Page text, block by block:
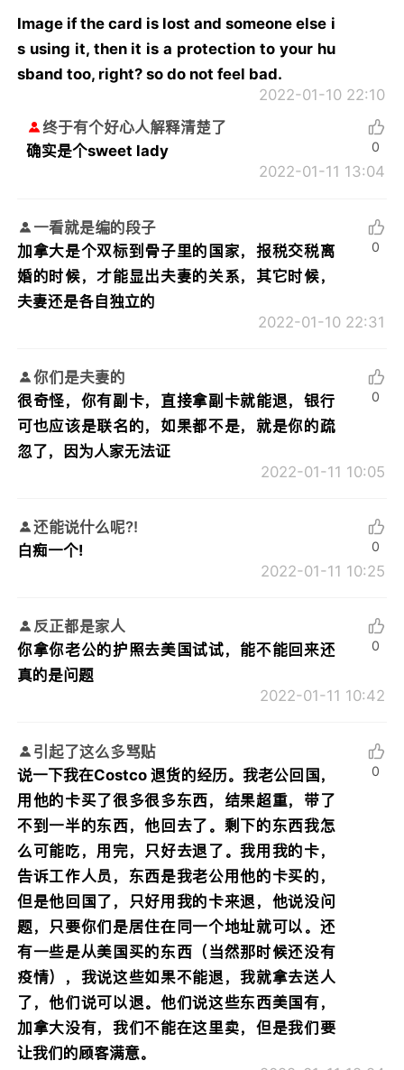
Image if the card is lost and someone else i
s using it, then it is a protection to your hu
sband too, right? so do not feel bad.
2022-01-10 22:10
终于有个好心人解释清楚了
确实是个sweet lady
2022-01-11 13:04
0
一看就是编的段子
加拿大是个双标到骨子里的国家，报税交税离
婚的时候，才能显出夫妻的关系，其它时候，
夫妻还是各自独立的
2022-01-10 22:31
0
你们是夫妻的
很奇怪，你有副卡，直接拿副卡就能退，银行
可也应该是联名的，如果都不是，就是你的疏
忽了，因为人家无法证
2022-01-11 10:05
0
还能说什么呢?!
白痴一个!
2022-01-11 10:25
0
反正都是家人
你拿你老公的护照去美国试试，能不能回来还
真的是问题
2022-01-11 10:42
0
引起了这么多骂贴
说一下我在Costco 退货的经历。我老公回国，
用他的卡买了很多很多东西，结果超重，带了
不到一半的东西，他回去了。剩下的东西我怎
么可能吃，用完，只好去退了。我用我的卡，
告诉工作人员，东西是我老公用他的卡买的，
但是他回国了，只好用我的卡来退，他说没问
题，只要你们是居住在同一个地址就可以。还
有一些是从美国买的东西（当然那时候还没有
疫情），我说这些如果不能退，我就拿去送人
了，他们说可以退。他们说这些东西美国有，
加拿大没有，我们不能在这里卖，但是我们要
让我们的顾客满意。
0